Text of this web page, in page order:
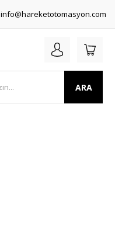
info@hareketotomasyon.com
ARA